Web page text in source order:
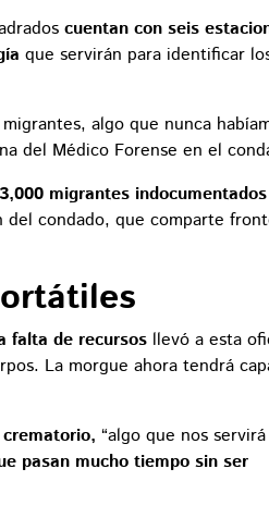
cuentan con seis
que servirán para identificar
algo que nunca
del Médico Forense en el
migrantes
condado, que comparte
falta de recursos llevó a esta
La morgue ahora tendrá
“algo que nos
pasan mucho tiempo sin ser